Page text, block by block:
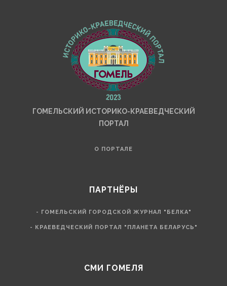
ГОМЕЛЬСКИЙ ИСТОРИКО-КРАЕВЕДЧЕСКИЙ
ПОРТАЛ
О ПОРТАЛЕ
ПАРТНЁРЫ
- ГОМЕЛЬСКИЙ ГОРОДСКОЙ ЖУРНАЛ "БЕЛКА"
- КРАЕВЕДЧЕСКИЙ ПОРТАЛ "ПЛАНЕТА БЕЛАРУСЬ"
СМИ ГОМЕЛЯ